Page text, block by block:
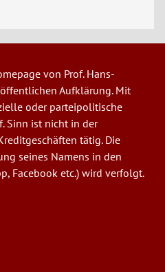
von Prof. Hans-
Aufklärung. Mit
oder parteipolitische
Sinn ist nicht in der
tätig. Die
seines Namens in den
Facebook etc.) wird verfolgt.